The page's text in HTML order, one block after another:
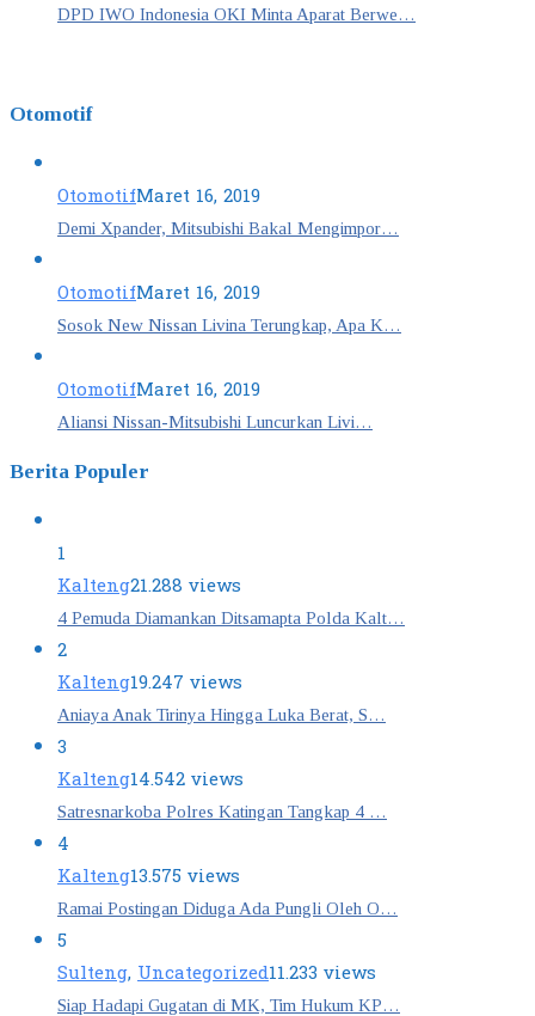
DPD IWO Indonesia OKI Minta Aparat Berwe…
Otomotif
OtomotifMaret 16, 2019
Demi Xpander, Mitsubishi Bakal Mengimpor…
OtomotifMaret 16, 2019
Sosok New Nissan Livina Terungkap, Apa K…
OtomotifMaret 16, 2019
Aliansi Nissan-Mitsubishi Luncurkan Livi…
Berita Populer
1
Kalteng21.288 views
4 Pemuda Diamankan Ditsamapta Polda Kalt…
2
Kalteng19.247 views
Aniaya Anak Tirinya Hingga Luka Berat, S…
3
Kalteng14.542 views
Satresnarkoba Polres Katingan Tangkap 4 …
4
Kalteng13.575 views
Ramai Postingan Diduga Ada Pungli Oleh O…
5
Sulteng,Uncategorized11.233 views
Siap Hadapi Gugatan di MK, Tim Hukum KP…